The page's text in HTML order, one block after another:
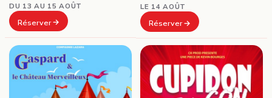
DU 13 AU 15 AOÛT
Réserver
LE 14 AOÛT
Réserver